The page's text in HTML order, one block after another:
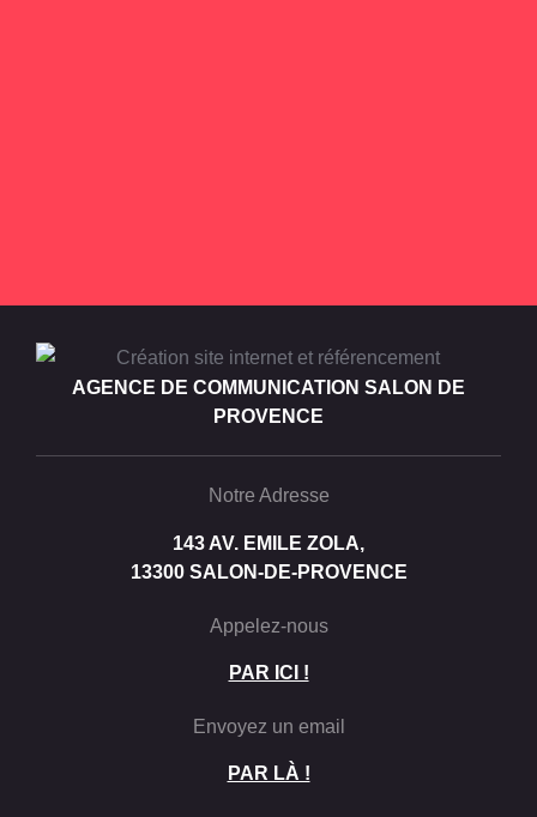
AGENCE DE COMMUNICATION SALON DE
PROVENCE
Notre Adresse
143 AV. EMILE ZOLA,
13300 SALON-DE-PROVENCE
Appelez-nous
PAR ICI !
Envoyez un email
PAR LÀ !